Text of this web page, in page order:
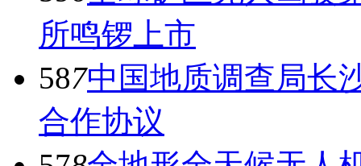
所鸣锣上市
587中国地质调查局长
合作协议